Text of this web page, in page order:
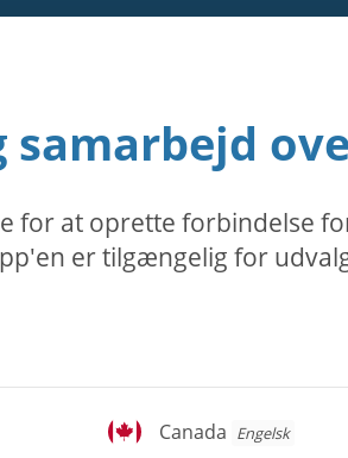
for at oprette forbindelse
er tilgængelig for
Canada
Canada Engelsk